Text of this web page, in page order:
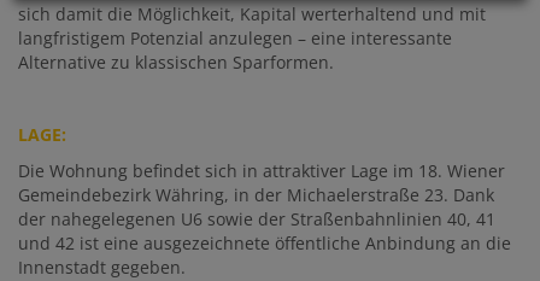
sich damit die Möglichkeit, Kapital werterhaltend und mit
langfristigem Potenzial anzulegen – eine interessante
Alternative zu klassischen Sparformen.
LAGE:
Die Wohnung befindet sich in attraktiver Lage im 18. Wiener
Gemeindebezirk Währing, in der Michaelerstraße 23. Dank
der nahegelegenen U6 sowie der Straßenbahnlinien 40, 41
und 42 ist eine ausgezeichnete öffentliche Anbindung an die
Innenstadt gegeben.